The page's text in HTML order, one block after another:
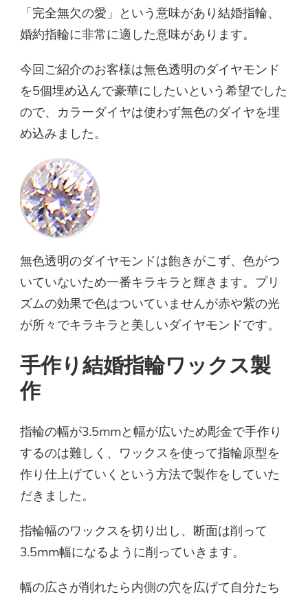
「完全無欠の愛」という意味があり結婚指輪、
婚約指輪に非常に適した意味があります。
今回ご紹介のお客様は無色透明のダイヤモンド
を5個埋め込んで豪華にしたいという希望でした
ので、カラーダイヤは使わず無色のダイヤを埋
め込みました。
無色透明のダイヤモンドは飽きがこず、色がつ
いていないため一番キラキラと輝きます。プリ
ズムの効果で色はついていませんが赤や紫の光
が所々でキラキラと美しいダイヤモンドです。
手作り結婚指輪ワックス製
作
指輪の幅が3.5mmと幅が広いため彫金で手作り
するのは難しく、ワックスを使って指輪原型を
作り仕上げていくという方法で製作をしていた
だきました。
指輪幅のワックスを切り出し、断面は削って
3.5mm幅になるように削っていきます。
幅の広さが削れたら内側の穴を広げて自分たち